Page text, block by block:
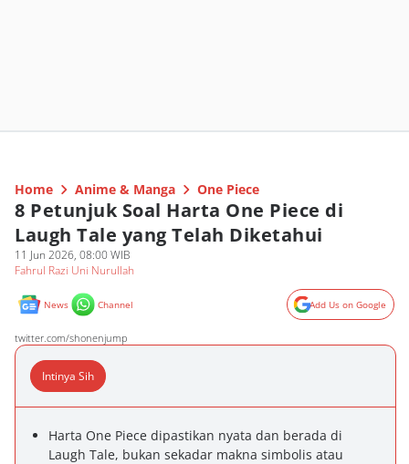
Home Anime & Manga One Piece
8 Petunjuk Soal Harta One Piece di
Laugh Tale yang Telah Diketahui
11 Jun 2026, 08:00 WIB
Fahrul Razi Uni Nurullah
News Channel Add Us on Google
twitter.com/shonenjump
Intinya Sih
Harta One Piece dipastikan nyata dan berada di
Laugh Tale, bukan sekadar makna simbolis atau